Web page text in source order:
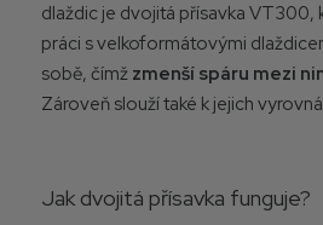
dlaždic je dvojitá přísavka VT300,
práci s velkoformátovými
sobě, čímž zmenší spáru mezi
Zároveň slouží také k jejich
Jak dvojitá přísavka funguje?